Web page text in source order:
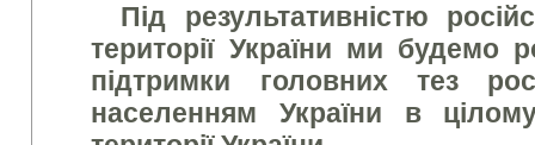
Під результативністю
території України ми будемо
підтримки головних тез
населенням України в